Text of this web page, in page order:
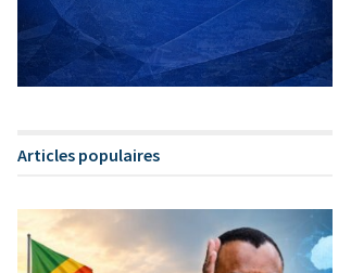
Articles populaires